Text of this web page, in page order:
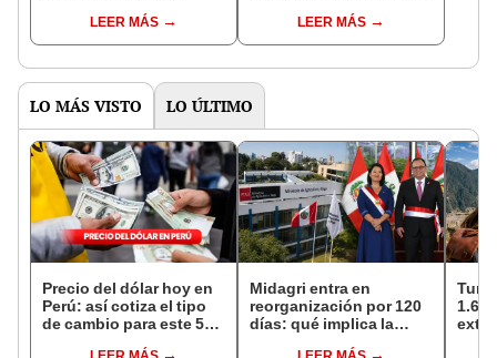
distritos de LIMA
NORTE
LEER MÁS
pensiones estás
LEER MÁS
LO MÁS VISTO LO ÚLTIMO
Precio del dólar hoy en
Perú: así cotiza el tipo
de cambio para este 5
Midagri entra en
reorganización por 120
días: qué implica la
1.62